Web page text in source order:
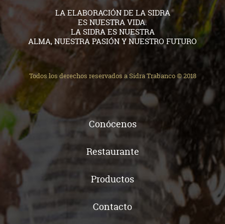
LA ELABORACIÓN DE LA SIDRA
ES NUESTRA VIDA.
LA SIDRA ES NUESTRA
ALMA, NUESTRA PASIÓN Y NUESTRO FUTURO
Todos los derechos reservados a Sidra Trabanco © 2018
Conócenos
Restaurante
Productos
Contacto